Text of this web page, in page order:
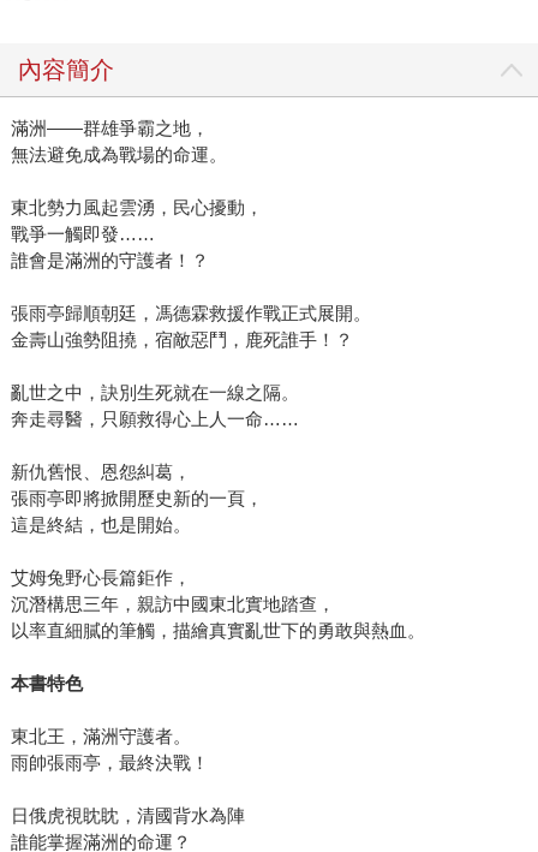
內容簡介
滿洲——群雄爭霸之地，
無法避免成為戰場的命運。
東北勢力風起雲湧，民心擾動，
戰爭一觸即發……
誰會是滿洲的守護者！？
張雨亭歸順朝廷，馮德霖救援作戰正式展開。
金壽山強勢阻撓，宿敵惡鬥，鹿死誰手！？
亂世之中，訣別生死就在一線之隔。
奔走尋醫，只願救得心上人一命……
新仇舊恨、恩怨糾葛，
張雨亭即將掀開歷史新的一頁，
這是終結，也是開始。
艾姆兔野心長篇鉅作，
沉潛構思三年，親訪中國東北實地踏查，
以率直細膩的筆觸，描繪真實亂世下的勇敢與熱血。
本書特色
東北王，滿洲守護者。
雨帥張雨亭，最終決戰！
日俄虎視眈眈，清國背水為陣
誰能掌握滿洲的命運？